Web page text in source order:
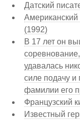
Датский
Американский
(1992)
В 17 лет он
удавалась
силе подачу
фамилии его
Французский
Известный